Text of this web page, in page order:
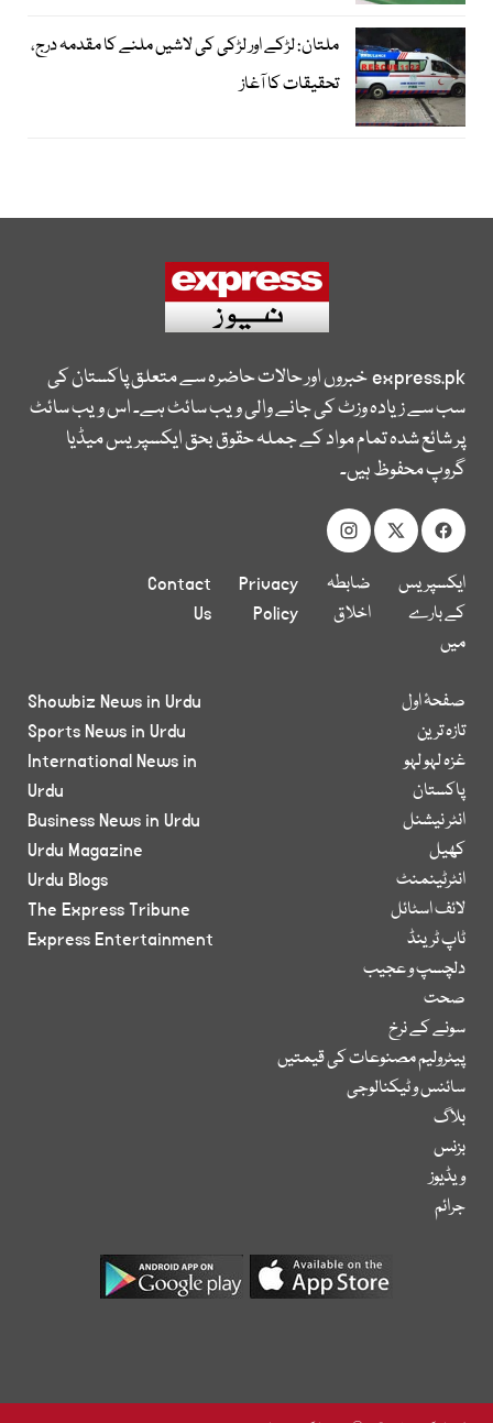
ملتان: لڑکے اور لڑکی کی لاشیں ملنے کا مقدمہ درج،
تحقیقات کا آغاز
express.pkخبروں اور حالات حاضرہ سے متعلق پاکستان کی
سب سے زیادہ وزٹ کی جانے والی ویب سائٹ ہے۔ اس ویب سائٹ
پر شائع شدہ تمام مواد کے جملہ حقوق بحق ایکسپریس میڈیا
گروپ محفوظ ہیں۔
ایکسپریس
کے بارے
میں
ضابطہ
اخلاق
Privacy
Policy
Contact
Us
صفحۂ اول
تازہ ترین
غزہ لہو لہو
پاکستان
انٹر نیشنل
کھیل
انٹرٹینمنٹ
لائف اسٹائل
ٹاپ ٹرینڈ
دلچسپ و عجیب
صحت
سونے کے نرخ
پیٹرولیم مصنوعات کی قیمتیں
سائنس و ٹیکنالوجی
بلاگ
بزنس
ویڈیوز
جرائم
Showbiz News in Urdu
Sports News in Urdu
International News in
Urdu
Business News in Urdu
Urdu Magazine
Urdu Blogs
The Express Tribune
Express Entertainment